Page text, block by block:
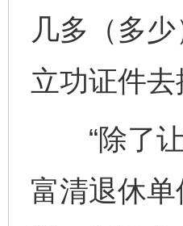
几多（多
立功证件
“除了让
富清退休